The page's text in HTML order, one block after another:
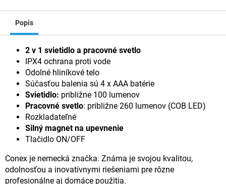
Popis
2 v 1 svietidlo a pracovné svetlo
IPX4 ochrana proti vode
Odolné hliníkové telo
Súčasťou balenia sú 4 x AAA batérie
Svietidlo: približne 100 lumenov
Pracovné svetlo: približne 260 lumenov (COB LED)
Rozkladateľné
Silný magnet na upevnenie
Tlačidlo ON/OFF
Conex je nemecká značka. Známa je svojou kvalitou,
odolnosťou a inovatívnymi riešeniami pre rôzne
profesionálne aj domáce použitia.